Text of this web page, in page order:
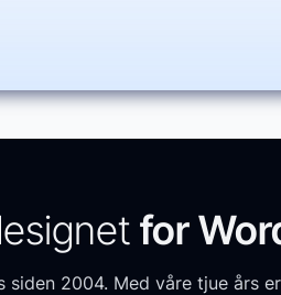
for
siden 2004. Med våre tjue års